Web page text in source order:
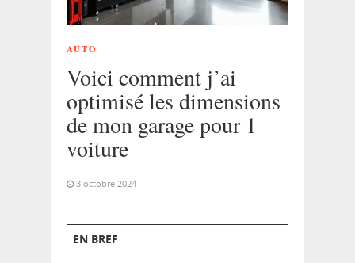
AUTO
Voici comment j’ai
optimisé les dimensions
de mon garage pour 1
voiture
3 octobre 2024
EN BREF